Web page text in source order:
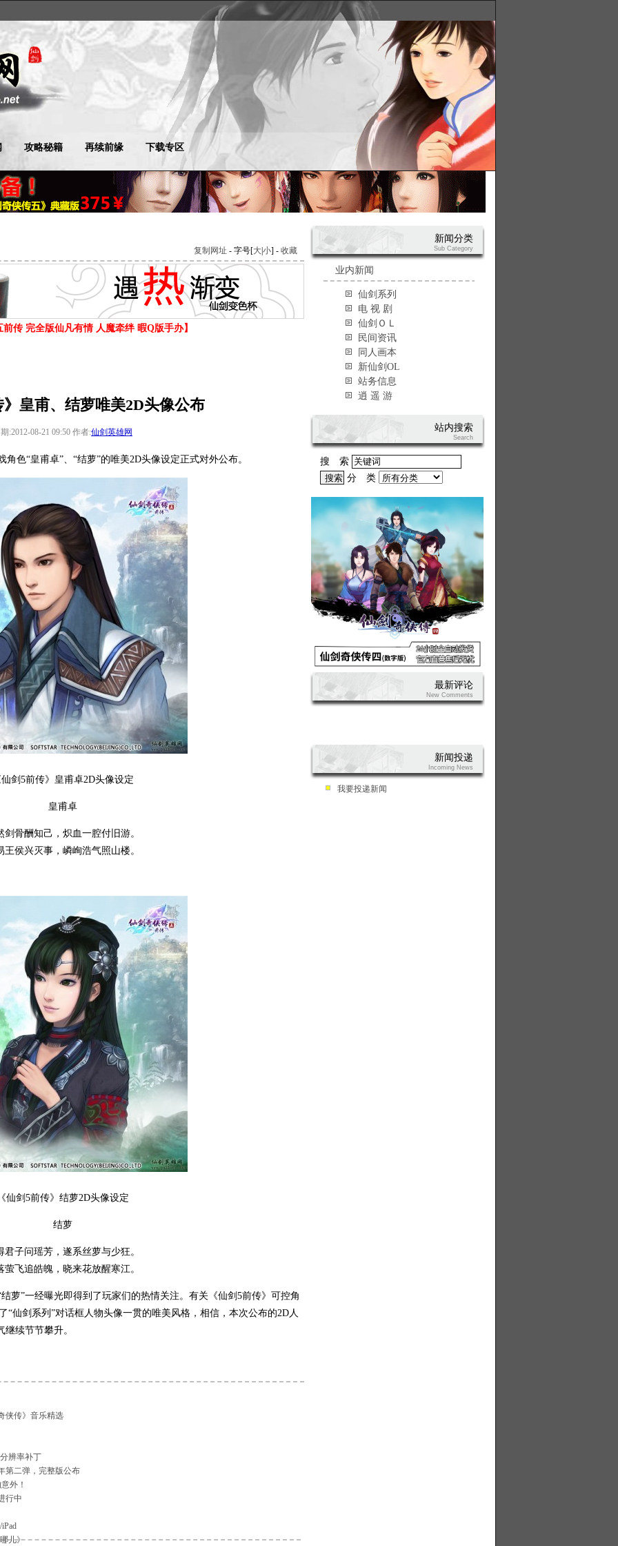
攻略秘籍 再续前缘 下载专区
复制网址 - 字号[大|小] - 收藏
传 完全版仙凡有情 人魔牵绊 暇Q版手办】
皇甫、结萝唯美2D头像公布
:2012-08-21 09:50 作者:仙剑英雄网
“皇甫卓”、“结萝”的唯美2D头像设定正式对外公布。
剑5前传》皇甫卓2D头像设定
皇甫卓
剑骨酬知己，炽血一腔付旧游。
王侯兴灭事，嶙峋浩气照山楼。
仙剑5前传》结萝2D头像设定
结萝
君子问瑶芳，遂系丝萝与少狂。
萤飞追皓魄，晓来花放醒寒江。
”一经曝光即得到了玩家们的热情关注。有关《仙剑5前传》可控角
“仙剑系列”对话框人物头像一贯的唯美风格，相信，本次公布的2D人
续节节攀升。
侠传》音乐精选
辨率补丁
第二弹，完整版公布
外！
行中
儿》
新闻分类
Sub Category
业内新闻
仙剑系列
电 视 剧
仙剑ＯＬ
民间资讯
同人画本
新仙剑OL
站务信息
逍 遥 游
站内搜索
Search
搜 索
分 类
最新评论
New Comments
新闻投递
Incoming News
我要投递新闻